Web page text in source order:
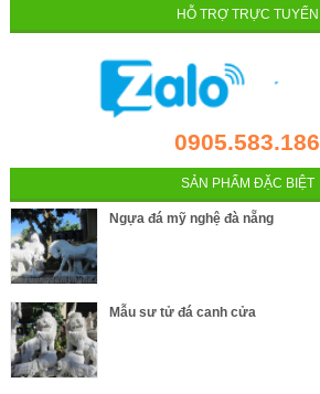
HỖ TRỢ TRỰC TUYẾN
0905.583.186
SẢN PHẨM ĐẶC BIỆT
Ngựa đá mỹ nghệ đà nẵng
Mẫu sư tử đá canh cửa